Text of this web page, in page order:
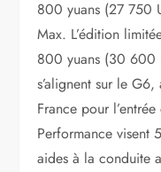
800 yuans (27 750
Max. L’édition
800 yuans (30 600
s’alignent sur le
France pour
Performance
aides à la conduite